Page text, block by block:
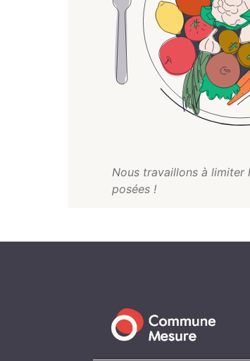
Nous travaillons à limiter
posées !